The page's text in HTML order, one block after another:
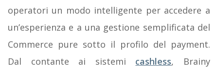
operatori un modo intelligente per accedere a
un’esperienza e a una gestione semplificata del
Commerce pure sotto il profilo del payment.
Dal contante ai sistemi cashless, Brainy